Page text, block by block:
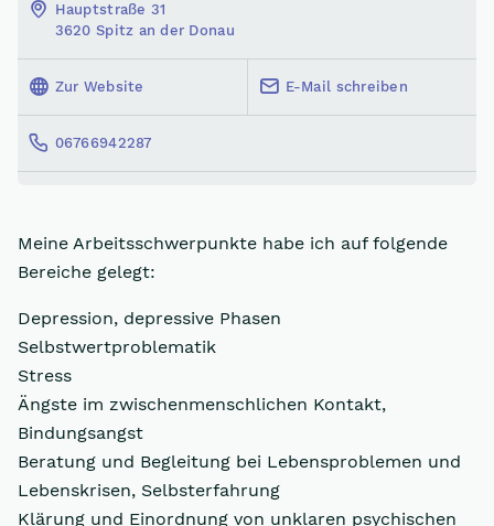
Hauptstraße 31
3620 Spitz an der Donau
Zur Website E-Mail schreiben
06766942287
Meine Arbeitsschwerpunkte habe ich auf folgende
Bereiche gelegt:
Depression, depressive Phasen
Selbstwertproblematik
Stress
Ängste im zwischenmenschlichen Kontakt,
Bindungsangst
Beratung und Begleitung bei Lebensproblemen und
Lebenskrisen, Selbsterfahrung
Klärung und Einordnung von unklaren psychischen